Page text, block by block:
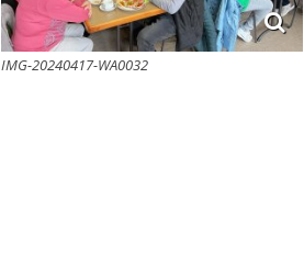
IMG-20240417-WA0032